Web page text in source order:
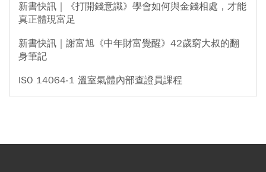
新書快訊｜《打開錢意識》學會如何與金錢相處，才能
真正體現富足
新書快訊｜謝富旭《中年財富覺醒》42歲窮大叔的翻
身筆記
ISO 14064-1 溫室氣體內部查證員課程